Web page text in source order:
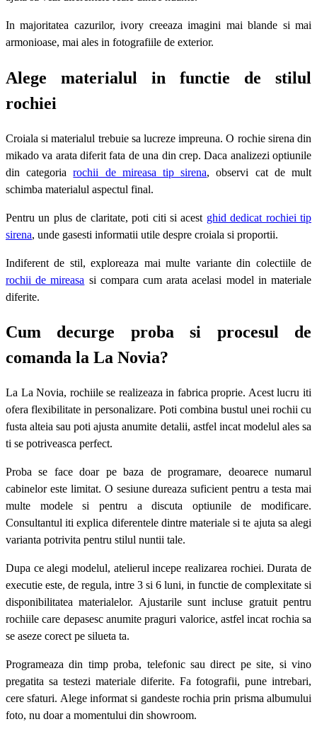
In majoritatea cazurilor, ivory creeaza imagini mai blande si mai
armonioase, mai ales in fotografiile de exterior.
Alege materialul in functie de stilul
rochiei
Croiala si materialul trebuie sa lucreze impreuna. O rochie sirena din
mikado va arata diferit fata de una din crep. Daca analizezi optiunile
din categoriarochii de mireasa tip sirena, observi cat de mult
schimba materialul aspectul final.
Pentru un plus de claritate, poti citi si acest ghid dedicat rochiei tip
sirena, unde gasesti informatii utile despre croiala si proportii.
Indiferent de stil, exploreaza mai multe variante din colectiile de
rochii de mireasa si compara cum arata acelasi model in materiale
diferite.
Cum decurge proba si procesul de
comanda la La Novia?
La La Novia, rochiile se realizeaza in fabrica proprie. Acest lucru iti
ofera flexibilitate in personalizare. Poti combina bustul unei rochii cu
fusta alteia sau poti ajusta anumite detalii, astfel incat modelul ales sa
ti se potriveasca perfect.
Proba se face doar pe baza de programare, deoarece numarul
cabinelor este limitat. O sesiune dureaza suficient pentru a testa mai
multe modele si pentru a discuta optiunile de modificare.
Consultantul iti explica diferentele dintre materiale si te ajuta sa alegi
varianta potrivita pentru stilul nuntii tale.
Dupa ce alegi modelul, atelierul incepe realizarea rochiei. Durata de
executie este, de regula, intre 3 si 6 luni, in functie de complexitate si
disponibilitatea materialelor. Ajustarile sunt incluse gratuit pentru
rochiile care depasesc anumite praguri valorice, astfel incat rochia sa
se aseze corect pe silueta ta.
Programeaza din timp proba, telefonic sau direct pe site, si vino
pregatita sa testezi materiale diferite. Fa fotografii, pune intrebari,
cere sfaturi. Alege informat si gandeste rochia prin prisma albumului
foto, nu doar a momentului din showroom.